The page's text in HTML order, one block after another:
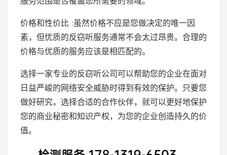
价格和性价比 :虽然价格不应是您做决定的唯一因
素，但优质的反窃听服务通常不会太过昂贵。合理的
价格与优质的服务应该是相匹配的。
选择一家专业的反窃听公司可以帮助您的企业在面对
日益严峻的网络安全威胁时得到有效的保护。只要您
做好研究，选择合适的合作伙伴，就可以更好地保护
您的商业秘密和知识产权，为您的企业创造持久的价
值。